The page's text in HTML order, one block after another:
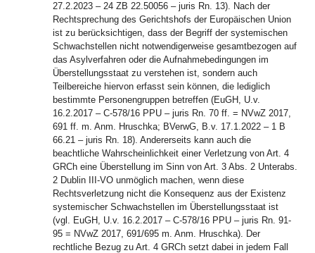
27.2.2023 – 24 ZB 22.50056 – juris Rn. 13). Nach der
Rechtsprechung des Gerichtshofs der Europäischen Union
ist zu berücksichtigen, dass der Begriff der systemischen
Schwachstellen nicht notwendigerweise gesamtbezogen auf
das Asylverfahren oder die Aufnahmebedingungen im
Überstellungsstaat zu verstehen ist, sondern auch
Teilbereiche hiervon erfasst sein können, die lediglich
bestimmte Personengruppen betreffen (EuGH, U.v.
16.2.2017 – C-578/16 PPU – juris Rn. 70 ff. = NVwZ 2017,
691 ff. m. Anm. Hruschka; BVerwG, B.v. 17.1.2022 – 1 B
66.21 – juris Rn. 18). Andererseits kann auch die
beachtliche Wahrscheinlichkeit einer Verletzung von Art. 4
GRCh eine Überstellung im Sinn von Art. 3 Abs. 2 Unterabs.
2 Dublin III-VO unmöglich machen, wenn diese
Rechtsverletzung nicht die Konsequenz aus der Existenz
systemischer Schwachstellen im Überstellungsstaat ist
(vgl. EuGH, U.v. 16.2.2017 – C-578/16 PPU – juris Rn. 91-
95 = NVwZ 2017, 691/695 m. Anm. Hruschka). Der
rechtliche Bezug zu Art. 4 GRCh setzt dabei in jedem Fall